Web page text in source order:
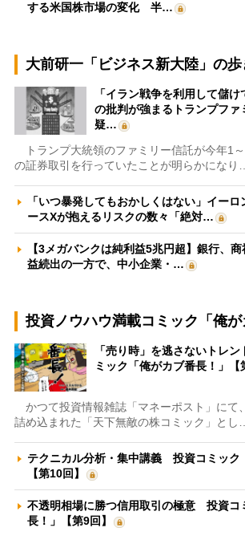
する米国株市場の変化 半…
大前研一「ビジネス新大陸」の歩
「イラン戦争を利用して儲
の批判が強まるトランプファ
疑…
トランプ大統領のファミリー信託が今年1
の証券取引を行っていたことが明らかになり…
「いつ暴発してもおかしくはない」イー
ースXが抱えるリスクの数々「絶対…
【3メガバンクは純利益5兆円超】銀行、
益続出の一方で、中小企業・…
投資ノウハウ満載コミック「俺が
「売り時」を逃さないトレ
ミック「俺がカブ番長！」【
かつて投資情報雑誌「マネーポスト」にて
詰め込まれた「天下無敵の株コミック」とし…
テクニカル分析・集中講義 投資コミック
【第10回】
不透明相場に勝つ信用取引の極意 投資コ
長！」【第9回】